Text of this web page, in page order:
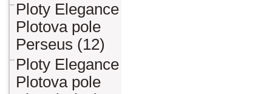
Ploty Elegance
Plotova pole
Perseus (12)
Ploty Elegance
Plotova pole